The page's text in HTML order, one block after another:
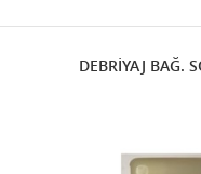
DEBRİYAJ BAĞ.